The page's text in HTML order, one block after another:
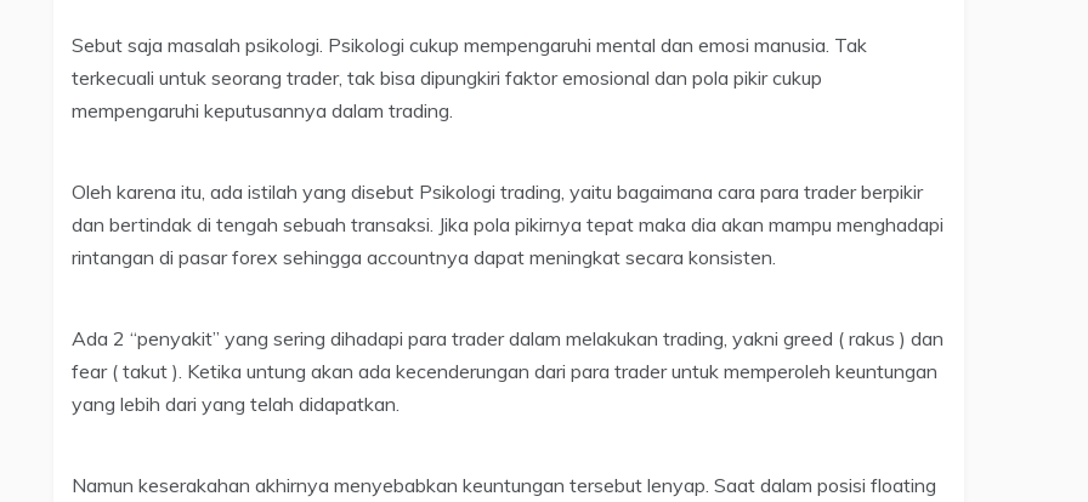
Sebut saja masalah psikologi. Psikologi cukup mempengaruhi mental dan emosi manusia. Tak
terkecuali untuk seorang trader, tak bisa dipungkiri faktor emosional dan pola pikir cukup
mempengaruhi keputusannya dalam trading.
Oleh karena itu, ada istilah yang disebut Psikologi trading, yaitu bagaimana cara para trader berpikir
dan bertindak di tengah sebuah transaksi. Jika pola pikirnya tepat maka dia akan mampu menghadapi
rintangan di pasar forex sehingga accountnya dapat meningkat secara konsisten.
Ada 2 “penyakit” yang sering dihadapi para trader dalam melakukan trading, yakni greed ( rakus ) dan
fear ( takut ). Ketika untung akan ada kecenderungan dari para trader untuk memperoleh keuntungan
yang lebih dari yang telah didapatkan.
Namun keserakahan akhirnya menyebabkan keuntungan tersebut lenyap. Saat dalam posisi floating